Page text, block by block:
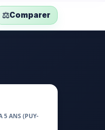
⚖️Comparer
5 ANS (PUY-